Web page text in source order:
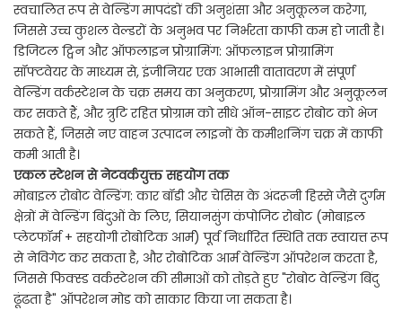
स्वचालित रूप से वेल्डिंग मापदंडों की अनुशंसा और अनुकूलन करेगा,
जिससे उच्च कुशल वेल्डरों के अनुभव पर निर्भरता काफी कम हो जाती है।
डिजिटल ट्विन और ऑफलाइन प्रोग्रामिंग: ऑफलाइन प्रोग्रामिंग
सॉफ्टवेयर के माध्यम से, इंजीनियर एक आभासी वातावरण में संपूर्ण
वेल्डिंग वर्कस्टेशन के चक्र समय का अनुकरण, प्रोग्रामिंग और अनुकूलन
कर सकते हैं, और त्रुटि रहित प्रोग्राम को सीधे ऑन-साइट रोबोट को भेज
सकते हैं, जिससे नए वाहन उत्पादन लाइनों के कमीशनिंग चक्र में काफी
कमी आती है।
एकल स्टेशन से नेटवर्कयुक्त सहयोग तक
मोबाइल रोबोट वेल्डिंग: कार बॉडी और चेसिस के अंदरूनी हिस्से जैसे दुर्गम
क्षेत्रों में वेल्डिंग बिंदुओं के लिए, सियानसुंग कंपोजिट रोबोट (मोबाइल
प्लेटफॉर्म + सहयोगी रोबोटिक आर्म) पूर्व निर्धारित स्थिति तक स्वायत्त रूप
से नेविगेट कर सकता है, और रोबोटिक आर्म वेल्डिंग ऑपरेशन करता है,
जिससे फिक्स्ड वर्कस्टेशन की सीमाओं को तोड़ते हुए "रोबोट वेल्डिंग बिंदु
ढूंढता है" ऑपरेशन मोड को साकार किया जा सकता है।